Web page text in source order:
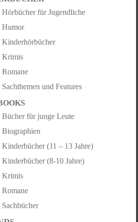
Hörbücher für Jugendliche
Humor
Kinderhörbücher
Krimis
Romane
Sachthemen und Features
Bücher für junge Leute
Biographien
Kinderbücher (11 – 13 Jahre)
Kinderbücher (8-10 Jahre)
Krimis
Romane
Sachbücher